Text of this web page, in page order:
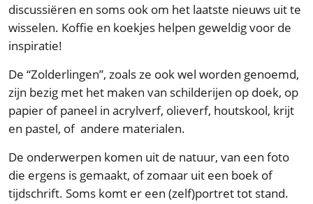
discussiëren en soms ook om het laatste nieuws uit te
wisselen. Koffie en koekjes helpen geweldig voor de
inspiratie!
De “Zolderlingen”, zoals ze ook wel worden genoemd,
zijn bezig met het maken van schilderijen op doek, op
papier of paneel in acrylverf, olieverf, houtskool, krijt
en pastel, of andere materialen.
De onderwerpen komen uit de natuur, van een foto
die ergens is gemaakt, of zomaar uit een boek of
tijdschrift. Soms komt er een (zelf)portret tot stand.